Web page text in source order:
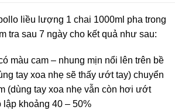
liều lượng 1 chai 1000ml pha trong
tra sau 7 ngày cho kết quả như sau:
màu cam – nhung mịn nổi lên trên bề
tay xoa nhẹ sẽ thấy ướt tay) chuyển
(dùng tay xoa nhẹ vẫn còn hơi ướt
lập khoảng 40 – 50%